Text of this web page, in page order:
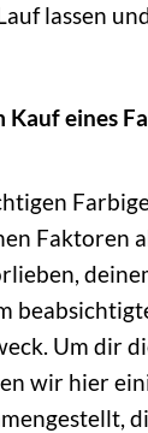
lassen
eines
Faktoren
Um dir
wir hier